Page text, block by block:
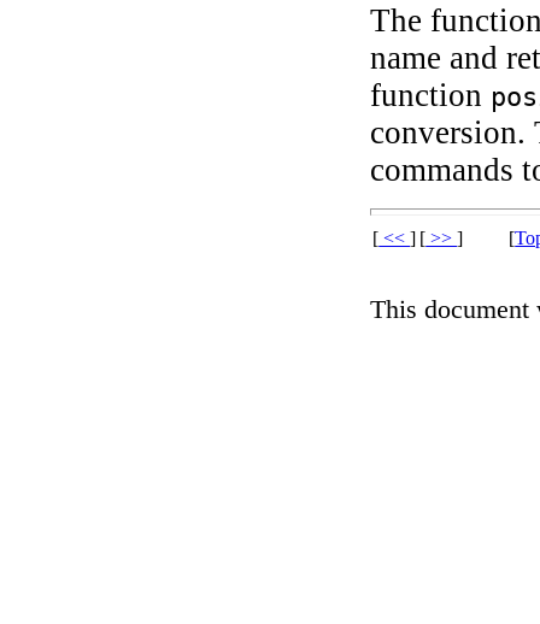
The
name and
function
conversion.
commands
[ <<] [ >>] [
This document